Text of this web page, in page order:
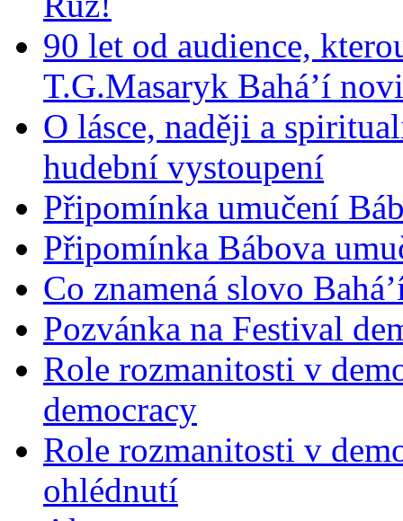
90 let od audience,
T.G.Masaryk Bahá’í
O lásce, naději a
hudební vystoupení
Připomínka umučení
Připomínka Bábova
Co znamená slovo
Pozvánka na Festival
Role rozmanitosti v
democracy
Role rozmanitosti v
ohlédnutí